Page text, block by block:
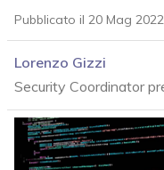
Pubblicato il 20 Mag 2022
Lorenzo Gizzi
Security Coordinator